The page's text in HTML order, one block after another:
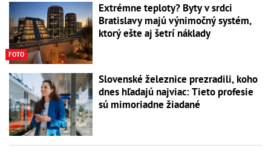
FOTO
Extrémne teploty? Byty v srdci
Bratislavy majú výnimočný systém,
ktorý ešte aj šetrí náklady
Slovenské železnice prezradili, koho
dnes hľadajú najviac: Tieto profesie
sú mimoriadne žiadané